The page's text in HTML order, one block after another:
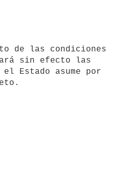
sin efecto las
Estado asume por